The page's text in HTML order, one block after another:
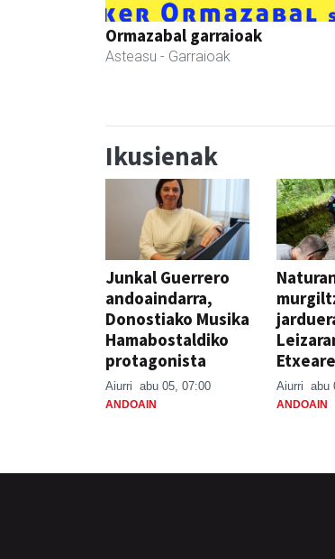
Ormazabal garraioak
Asteasu - Garraioak
Ikusienak
Junkal Guerrero
andoaindarra,
Donostiako Musika
Hamabostaldiko
protagonista
Aiurri abu 05, 07:00
ANDOAIN
Aiurri abu
ANDOAIN